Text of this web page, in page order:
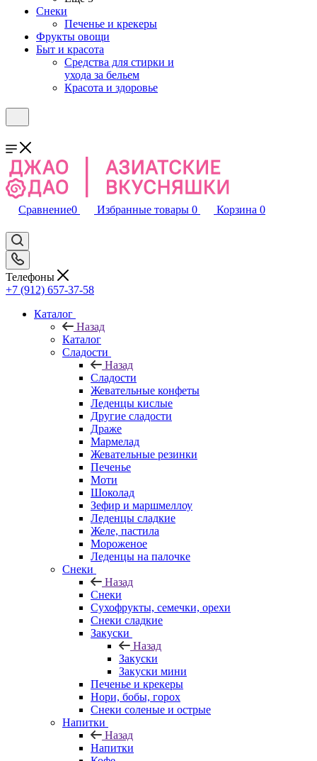
Снеки
Печенье и крекеры
Фрукты овощи
Быт и красота
Средства для стирки и
ухода за бельем
Красота и здоровье
Сравнение0 Избранные товары 0 Корзина 0
Телефоны
+7 (912) 657-37-58
Каталог
Назад
Каталог
Сладости
Назад
Сладости
Жевательные конфеты
Леденцы кислые
Другие сладости
Драже
Мармелад
Жевательные резинки
Печенье
Моти
Шоколад
Зефир и маршмеллоу
Леденцы сладкие
Желе, пастила
Мороженое
Леденцы на палочке
Снеки
Назад
Снеки
Сухофрукты, семечки, орехи
Снеки сладкие
Закуски
Назад
Закуски
Закуски мини
Печенье и крекеры
Нори, бобы, горох
Снеки соленые и острые
Напитки
Назад
Напитки